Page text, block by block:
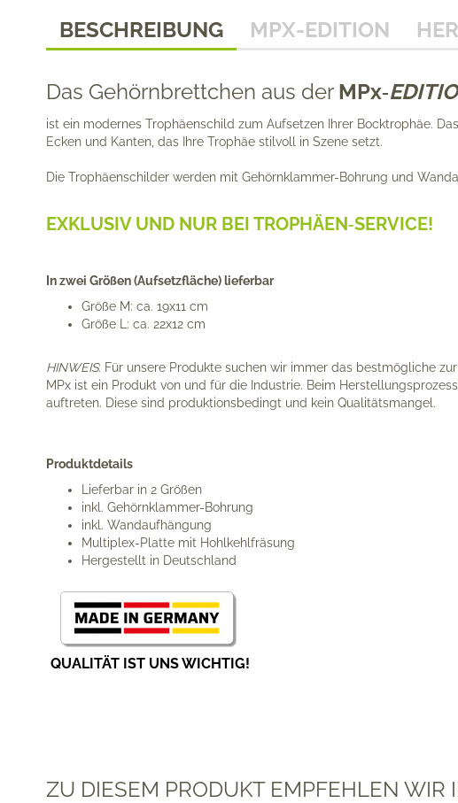
BESCHREIBUNG MPX-EDITION
Das Gehörnbrettchen aus der MPx‑
ist ein modernes Trophäenschild zum Aufsetzen Ihrer Bocktrophäe. Das
Ecken und Kanten, das Ihre Trophäe stilvoll in Szene setzt.
Die Trophäenschilder werden mit Gehörnklammer-Bohrung und
EXKLUSIV UND NUR BEI TROPHÄEN‑SERVICE!
In zwei Größen (Aufsetzfläche) lieferbar
Größe M: ca. 19x11 cm
Größe L: ca. 22x12 cm
HINWEIS: Für unsere Produkte suchen wir immer das bestmögliche
MPx ist ein Produkt von und für die Industrie. Beim
auftreten. Diese sind produktionsbedingt und kein Qualitätsmangel.
Produktdetails
Lieferbar in 2 Größen
inkl. Gehörnklammer-Bohrung
inkl. Wandaufhängung
Multiplex-Platte mit Hohlkehlfräsung
Hergestellt in Deutschland
QUALITÄT IST UNS WICHTIG!
ZU DIESEM PRODUKT EMPFEHLEN WIR